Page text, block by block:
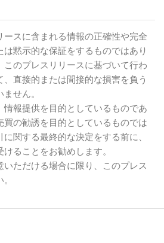
ースに含まれる情報の正確性や完全
黙示的な保証をするものではあり
このプレスリリースに基づいて行わ
直接的または間接的な損害を負う
せん。
情報提供を目的としているものであ
買の勧誘を目的としているものでは
関する最終的な決定をする前に、
ることをお勧めします。
いただける場合に限り、このプレス